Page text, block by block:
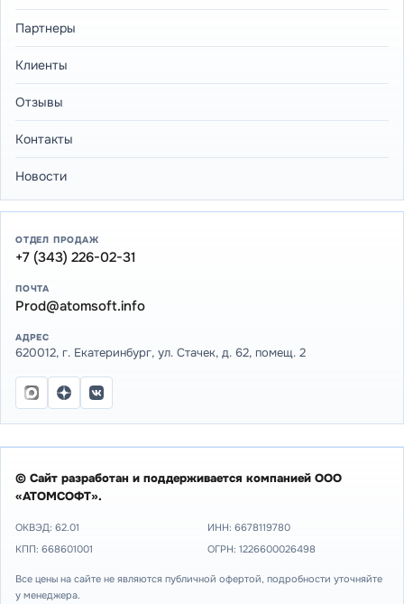
Партнеры
Клиенты
Отзывы
Контакты
Новости
ОТДЕЛ ПРОДАЖ
+7 (343) 226-02-31
ПОЧТА
Prod@atomsoft.info
АДРЕС
620012, г. Екатеринбург, ул. Стачек, д. 62, помещ. 2
© Сайт разработан и поддерживается компанией ООО
«АТОМСОФТ».
ОКВЭД: 62.01 ИНН: 6678119780
КПП: 668601001
ОГРН: 1226600026498
Все цены на сайте не являются публичной офертой, подробности уточняйте
у менеджера.